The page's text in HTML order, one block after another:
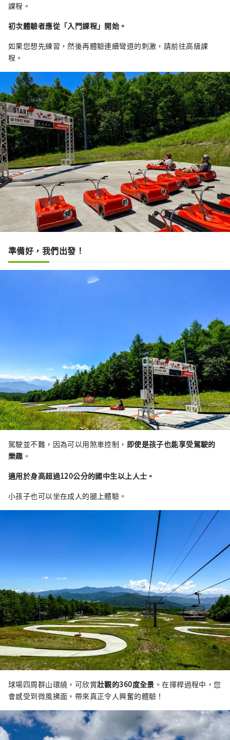
課程。
初次體驗者應從「入門課程」開始。
如果您想先練習，然後再體驗連續彎道的刺激，請前往高級課
程。
準備好，我們出發！
駕駛並不難，因為可以用煞車控制， 即使是孩子也能享受駕駛的
樂趣 。
適用於身高超過120公分的國中生以上人士。
小孩子也可以坐在成人的腿上體驗。
球場四周群山環繞，可欣賞壯觀的360度全景 。在揮桿過程中，您
會感受到微風拂面，帶來真正令人興奮的體驗！